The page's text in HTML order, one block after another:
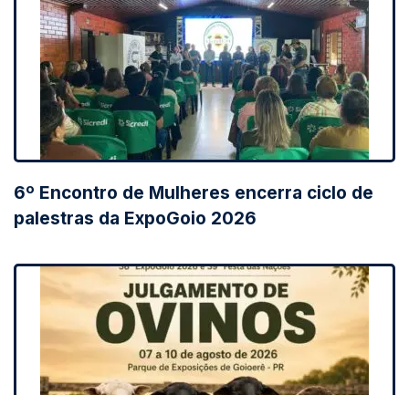
6º Encontro de Mulheres encerra ciclo de
palestras da ExpoGoio 2026